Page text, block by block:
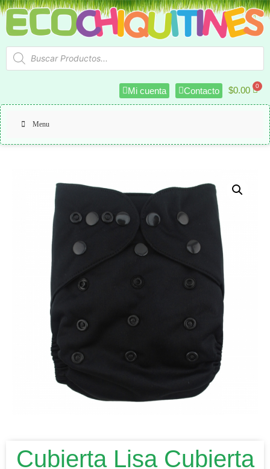
Mi cuenta Contacto $0.00
Menu
Cubierta Lisa Cubierta